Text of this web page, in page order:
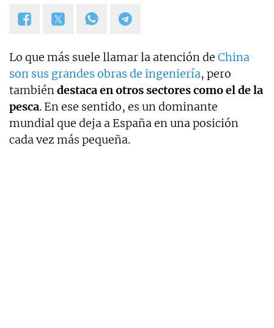
Lo que más suele llamar la atención de China
son sus grandes obras de ingeniería, pero
tambiéndestaca en otros sectores como el de la
pesca. En ese sentido, es un dominante
mundial que deja a España en una posición
cada vez más pequeña.